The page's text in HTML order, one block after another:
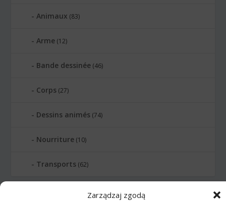
Zarządzaj zgodą
Animaux (83)
Arme (12)
Bande dessinée (46)
Corps (27)
Dessins animés (74)
Nourriture (10)
Transports (62)
Privacy policy PL|